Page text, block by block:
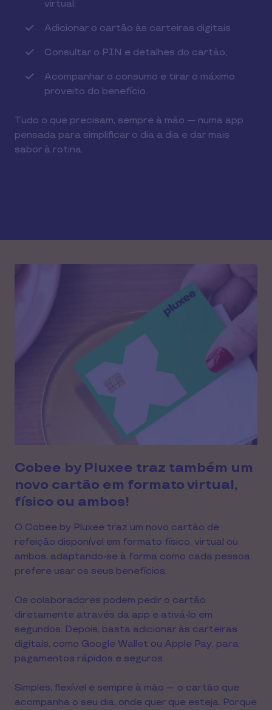
virtual;
Adicionar o cartão às carteiras digitais
Consultar o PIN e detalhes do cartão;
Acompanhar o consumo e tirar o máximo
proveito do benefício.
Tudo o que precisam, sempre à mão — numa app
pensada para simplificar o dia a dia e dar mais
sabor à rotina.
Cobee by Pluxee traz também um
novo cartão em formato virtual,
físico ou ambos!
O Cobee by Pluxee traz um novo cartão de
refeição disponível em formato físico, virtual ou
ambos, adaptando-se à forma como cada pessoa
prefere usar os seus benefícios.
Os colaboradores podem pedir o cartão
diretamente através da app e ativá-lo em
segundos. Depois, basta adicionar às carteiras
digitais, como Google Wallet ou Apple Pay, para
pagamentos rápidos e seguros.
Simples, flexível e sempre à mão — o cartão que
acompanha o seu dia, onde quer que esteja. Porque